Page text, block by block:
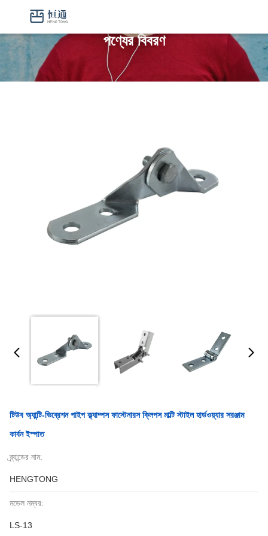
পণ্যের বিবরণ
টিউব অ্যান্টি-ভিব্রেশন পাইপ ক্ল্যাম্পস ফাস্টেনারস ক্লিপস মাল্টি স্টাইল হার্ডওয়্যার সরঞ্জাম
কার্বন ইস্পাত
ব্র্যান্ডের নাম:
HENGTONG
মডেল নম্বর:
LS-13